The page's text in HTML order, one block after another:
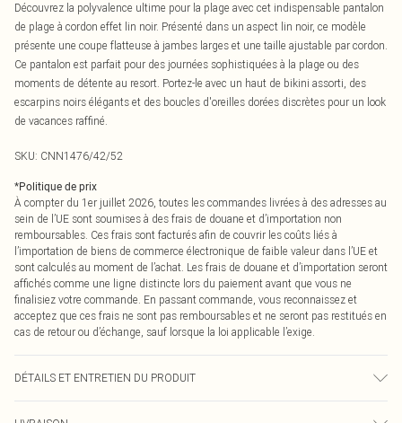
Découvrez la polyvalence ultime pour la plage avec cet indispensable pantalon
de plage à cordon effet lin noir. Présenté dans un aspect lin noir, ce modèle
présente une coupe flatteuse à jambes larges et une taille ajustable par cordon.
Ce pantalon est parfait pour des journées sophistiquées à la plage ou des
moments de détente au resort. Portez-le avec un haut de bikini assorti, des
escarpins noirs élégants et des boucles d'oreilles dorées discrètes pour un look
de vacances raffiné.
SKU: CNN1476/42/52
*Politique de prix
À compter du 1er juillet 2026, toutes les commandes livrées à des adresses au
sein de l’UE sont soumises à des frais de douane et d’importation non
remboursables. Ces frais sont facturés afin de couvrir les coûts liés à
l’importation de biens de commerce électronique de faible valeur dans l’UE et
sont calculés au moment de l’achat. Les frais de douane et d’importation seront
affichés comme une ligne distincte lors du paiement avant que vous ne
finalisiez votre commande. En passant commande, vous reconnaissez et
acceptez que ces frais ne sont pas remboursables et ne seront pas restitués en
cas de retour ou d’échange, sauf lorsque la loi applicable l’exige.
DÉTAILS ET ENTRETIEN DU PRODUIT